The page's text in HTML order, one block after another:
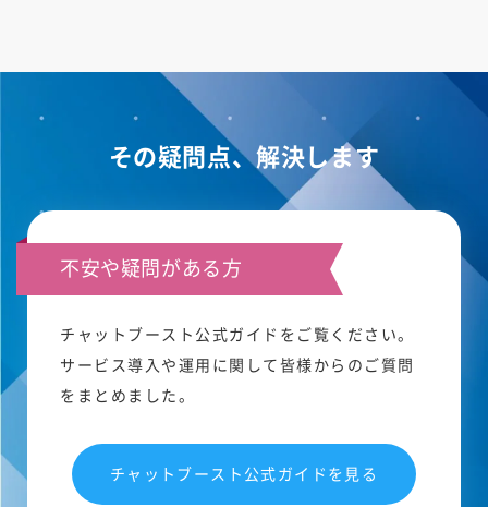
その疑問点、解決します
不安や疑問がある方
チャットブースト公式ガイドをご覧ください。
サービス導入や運用に関して皆様からのご質問
をまとめました。
チャットブースト公式ガイドを見る